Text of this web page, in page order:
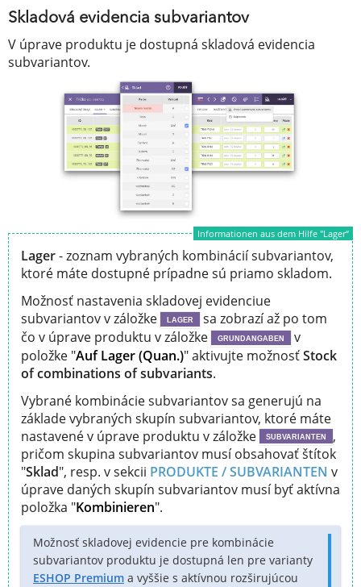
Skladová evidencia subvariantov
V úprave produktu je dostupná skladová evidencia
subvariantov.
Informationen aus dem Hilfe "Lager“
Lager- zoznam vybraných kombinácií subvariantov,
ktoré máte dostupné prípadne sú priamo skladom.
Možnosť nastavenia skladovej evidenciue
subvariantov v záložke
LAGER
sa zobrazí až po tom
čo v úprave produktu v záložke
GRUNDANGABEN
v
položke "Auf Lager (Quan.)" aktivujte možnosťStock
of combinations of subvariants.
Vybrané kombinácie subvariantov sa generujú na
základe vybraných skupín subvariantov, ktoré máte
nastavené v úprave produktu v záložke
SUBVARIANTEN
,
pričom skupina subvariantov musí obsahovať štítok
"Sklad", resp. v sekcii PRODUKTE / SUBVARIANTEN v
úprave daných skupín subvariantov musí byť aktívna
položka "Kombinieren".
Možnosť skladovej evidencie pre kombinácie
subvariantov produktu je dostupná len pre varianty
ESHOP Premium a vyššie s aktívnou rozširujúcou